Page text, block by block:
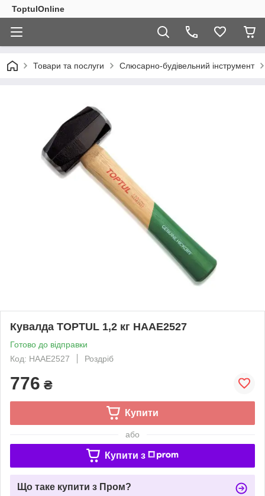
ToptulOnline
Товари та послуги Слюсарно-будівельний інструмент
Кувалда TOPTUL 1,2 кг HAAE2527
Готово до відправки
Код: HAAE2527
Роздріб
776 ₴
Купити
або
Купити з
Що таке купити з Пром?